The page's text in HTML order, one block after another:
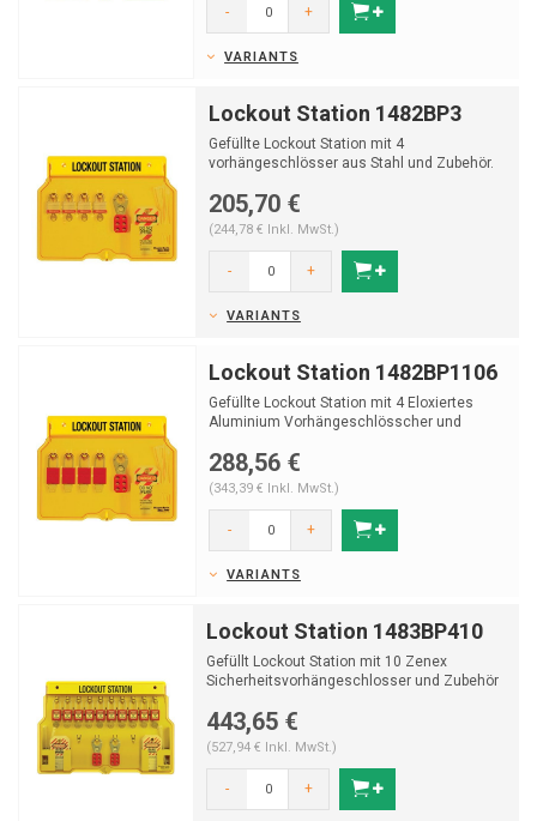
- +
VARIANTS
Lockout Station 1482BP3
Gefüllte Lockout Station mit 4
vorhängeschlösser aus Stahl und Zubehör.
205,70 €
(244,78 € Inkl. MwSt.)
- +
VARIANTS
Lockout Station 1482BP1106
Gefüllte Lockout Station mit 4 Eloxiertes
Aluminium Vorhängeschlösscher und
288,56 €
(343,39 € Inkl. MwSt.)
- +
VARIANTS
Lockout Station 1483BP410
Gefüllt Lockout Station mit 10 Zenex
Sicherheitsvorhängeschlosser und Zubehör
443,65 €
(527,94 € Inkl. MwSt.)
- +